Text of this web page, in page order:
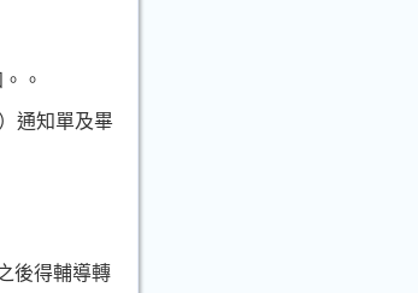
。
通知單及畢
後得輔導轉